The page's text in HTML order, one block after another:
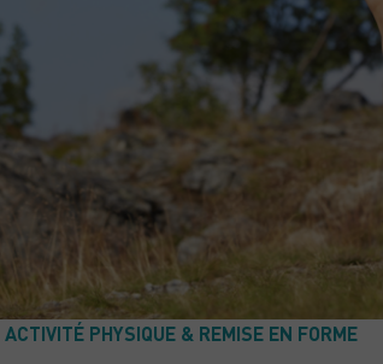
ACTIVITÉ PHYSIQUE & REMISE EN FORME